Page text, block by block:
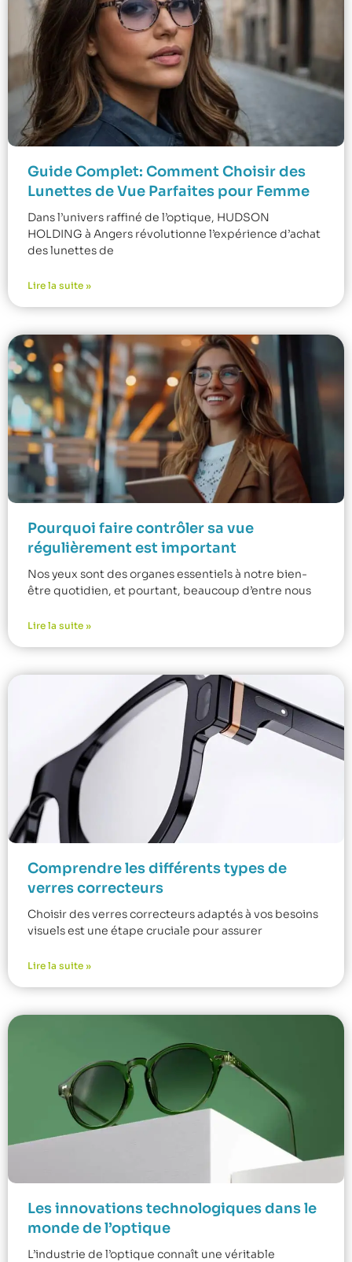
Guide Complet: Comment Choisir des
Lunettes de Vue Parfaites pour Femme
Dans l’univers raffiné de l’optique, HUDSON
HOLDING à Angers révolutionne l’expérience d’achat
des lunettes de
Lire la suite »
Pourquoi faire contrôler sa vue
régulièrement est important
Nos yeux sont des organes essentiels à notre bien-
être quotidien, et pourtant, beaucoup d’entre nous
Lire la suite »
Comprendre les différents types de
verres correcteurs
Choisir des verres correcteurs adaptés à vos besoins
visuels est une étape cruciale pour assurer
Lire la suite »
Les innovations technologiques dans le
monde de l’optique
L’industrie de l’optique connaît une véritable